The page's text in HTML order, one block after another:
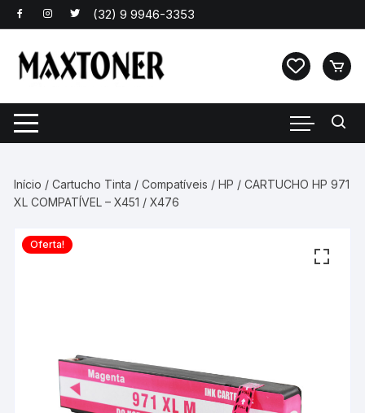
Pular
para
conteúdo
Início /Cartucho Tinta /Compatíveis /HP / CARTUCHO HP 971
XL COMPATÍVEL – X451 / X476
Oferta!